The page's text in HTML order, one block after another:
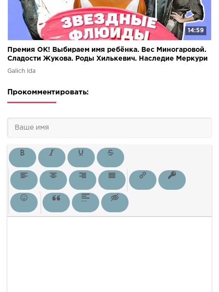
14:59
Премия OK! Выбираем имя ребёнка. Вес Миногаровой.
Сладости Жукова. Роды Хилькевич. Наследие Меркури
Galich Ida
Прокомментировать: